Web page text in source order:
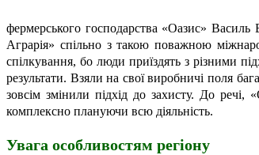
фермерського господарства «Оазис»
Аграрія» спільно з такою поважною
спілкування, бо люди приїздять з різними
результати. Взяли на свої виробничі поля
зовсім змінили підхід до захисту. До
комплексно плануючи всю діяльність.
Увага особливостям регіону